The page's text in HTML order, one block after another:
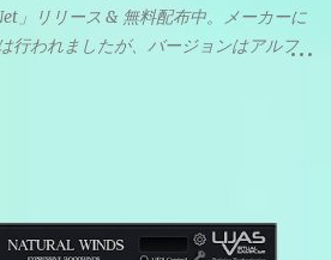
」リリース & 無料配布中。メーカーに
行われましたが、バージョンはアルフ
た製品のようです。